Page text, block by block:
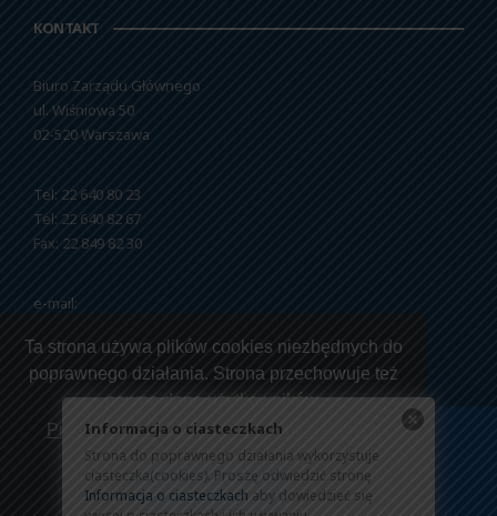
Ta strona używa plików cookies niezbędnych do
poprawnego działania. Strona przechowuje też
pewne dane użytkowników.
Przeczytaj jak korzystamy z twoich danych
Rozumiem
KONTAKT
Biuro Zarządu Głównego
ul. Wiśniowa 50
02-520 Warszawa
Tel: 22 640 80 23
Tel: 22 640 82 67
Fax: 22 849 82 30
e-mail:
Copyright © 2026 NSZZ Funkcjonariuszy i Pracowników
Więziennictwa.
Informacja o ciasteczkach
Strona do poprawnego działania wykorzystuje
ciasteczka(cookies). Proszę odwiedzić stronę
Informacja o ciasteczkach aby dowiedzieć się